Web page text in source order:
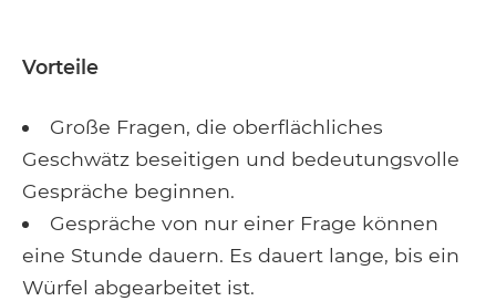
Vorteile
Große Fragen, die oberflächliches
Geschwätz beseitigen und bedeutungsvolle
Gespräche beginnen.
Gespräche von nur einer Frage können
eine Stunde dauern. Es dauert lange, bis ein
Würfel abgearbeitet ist.